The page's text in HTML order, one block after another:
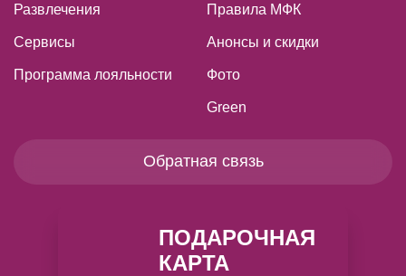
Развлечения
Сервисы
Программа лояльности
Правила МФК
Анонсы и скидки
Фото
Green
Обратная связь
ПОДАРОЧНАЯ
КАРТА